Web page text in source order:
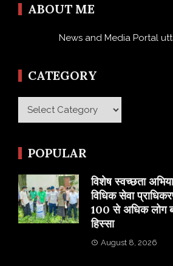
ABOUT ME
News and Media Portal
CATEGORY
Category
POPULAR
विशेष स्वच्छता
विधिक सेवा
100 से अधिक लोग
हिस्सा
August 8, 2026